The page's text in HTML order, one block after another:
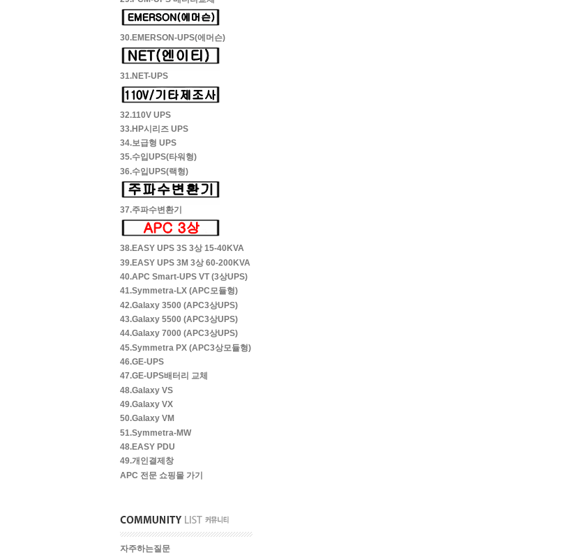
30.EMERSON-UPS(에머슨)
31.NET-UPS
32.110V UPS
33.HP시리즈 UPS
34.보급형 UPS
35.수입UPS(타워형)
36.수입UPS(랙형)
37.주파수변환기
38.EASY UPS 3S 3상 15-40KVA
39.EASY UPS 3M 3상 60-200KVA
40.APC Smart-UPS VT (3상UPS)
41.Symmetra-LX (APC모듈형)
42.Galaxy 3500 (APC3상UPS)
43.Galaxy 5500 (APC3상UPS)
44.Galaxy 7000 (APC3상UPS)
45.Symmetra PX (APC3상모듈형)
46.GE-UPS
47.GE-UPS배터리 교체
48.Galaxy VS
49.Galaxy VX
50.Galaxy VM
51.Symmetra-MW
48.EASY PDU
49.개인결제창
APC 전문 쇼핑몰 가기
자주하는질문